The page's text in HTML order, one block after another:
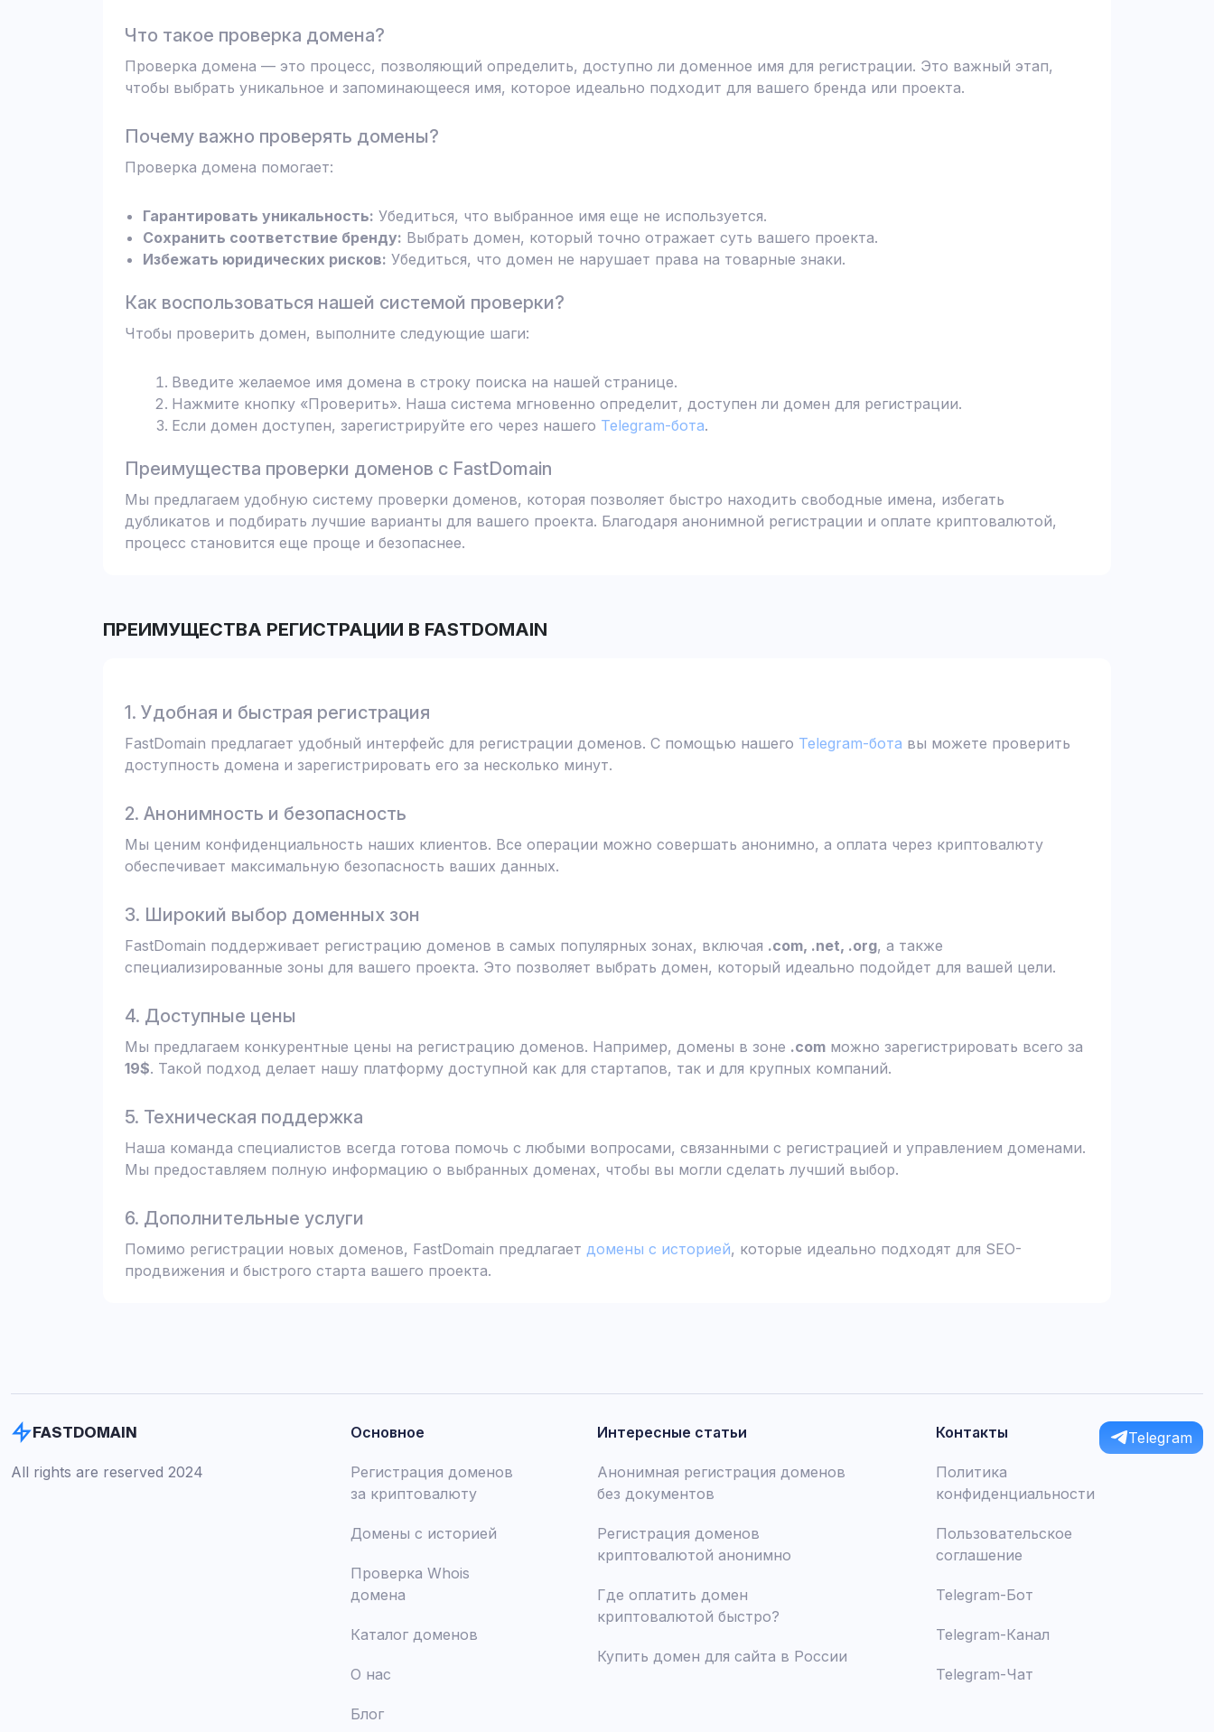
Что такое проверка домена?
Проверка домена — это процесс, позволяющий определить, доступно ли доменное имя для регистрации. Это важный этап,
чтобы выбрать уникальное и запоминающееся имя, которое идеально подходит для вашего бренда или проекта.
Почему важно проверять домены?
Проверка домена помогает:
Гарантировать уникальность: Убедиться, что выбранное имя еще не используется.
Сохранить соответствие бренду: Выбрать домен, который точно отражает суть вашего проекта.
Избежать юридических рисков: Убедиться, что домен не нарушает права на товарные знаки.
Как воспользоваться нашей системой проверки?
Чтобы проверить домен, выполните следующие шаги:
Введите желаемое имя домена в строку поиска на нашей странице.
Нажмите кнопку «Проверить». Наша система мгновенно определит, доступен ли домен для регистрации.
Если домен доступен, зарегистрируйте его через нашего Telegram-бота.
Преимущества проверки доменов с FastDomain
Мы предлагаем удобную систему проверки доменов, которая позволяет быстро находить свободные имена, избегать
дубликатов и подбирать лучшие варианты для вашего проекта. Благодаря анонимной регистрации и оплате криптовалютой,
процесс становится еще проще и безопаснее.
ПРЕИМУЩЕСТВА РЕГИСТРАЦИИ В FASTDOMAIN
1. Удобная и быстрая регистрация
FastDomain предлагает удобный интерфейс для регистрации доменов. С помощью нашего Telegram-бота вы можете проверить
доступность домена и зарегистрировать его за несколько минут.
2. Анонимность и безопасность
Мы ценим конфиденциальность наших клиентов. Все операции можно совершать анонимно, а оплата через криптовалюту
обеспечивает максимальную безопасность ваших данных.
3. Широкий выбор доменных зон
FastDomain поддерживает регистрацию доменов в самых популярных зонах, включая .com, .net, .org, а также
специализированные зоны для вашего проекта. Это позволяет выбрать домен, который идеально подойдет для вашей цели.
4. Доступные цены
Мы предлагаем конкурентные цены на регистрацию доменов. Например, домены в зоне .com можно зарегистрировать всего за
19$. Такой подход делает нашу платформу доступной как для стартапов, так и для крупных компаний.
5. Техническая поддержка
Наша команда специалистов всегда готова помочь с любыми вопросами, связанными с регистрацией и управлением доменами.
Мы предоставляем полную информацию о выбранных доменах, чтобы вы могли сделать лучший выбор.
6. Дополнительные услуги
Помимо регистрации новых доменов, FastDomain предлагает домены с историей, которые идеально подходят для SEO-
продвижения и быстрого старта вашего проекта.
FASTDOMAIN
All rights are reserved 2024
Основное
Регистрация доменов
за криптовалюту
Домены с историей
Проверка Whois
домена
Каталог доменов
О нас
Блог
Интересные статьи
Анонимная регистрация доменов
без документов
Регистрация доменов
криптовалютой анонимно
Где оплатить домен
криптовалютой быстро?
Купить домен для сайта в России
Контакты
Политика
конфиденциальности
Пользовательское
соглашение
Telegram-Бот
Telegram-Канал
Telegram-Чат
Telegram